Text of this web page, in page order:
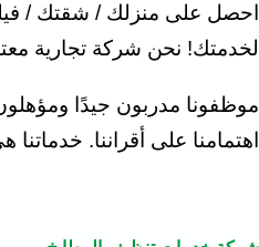
لخدمتك! نحن شركة تجارية
موظفونا مدربون جيدًا
اهتمامنا على أقراننا.